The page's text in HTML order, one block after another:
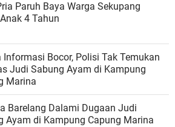
Paruh Baya Warga Sekupang
4 Tahun
Informasi Bocor, Polisi Tak Temukan
Judi Sabung Ayam di Kampung
Marina
Barelang Dalami Dugaan Judi
Ayam di Kampung Capung Marina